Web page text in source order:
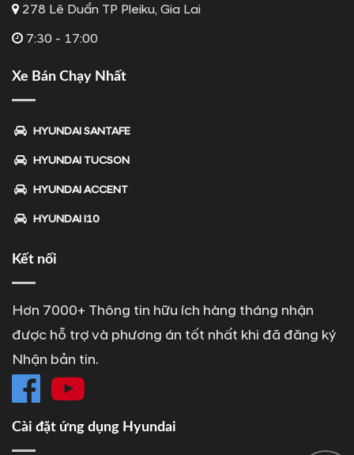
278 Lê Duẩn TP Pleiku, Gia Lai
7:30 - 17:00
Xe Bán Chạy Nhất
HYUNDAI SANTAFE
HYUNDAI TUCSON
HYUNDAI ACCENT
HYUNDAI I10
Kết nối
Hơn 7000+ Thông tin hữu ích hàng tháng nhận
được hỗ trợ và phương án tốt nhất khi đã đăng ký
Nhận bản tin.
Cài đặt ứng dụng Hyundai